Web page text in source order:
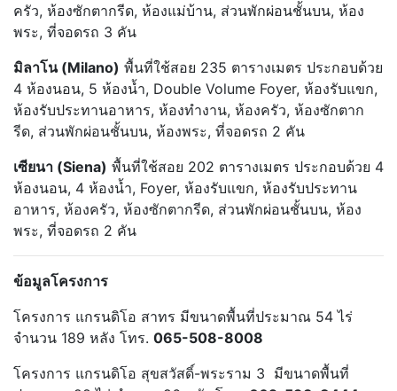
ครัว, ห้องซักตากรีด, ห้องแม่บ้าน, ส่วนพักผ่อนชั้นบน, ห้อง
พระ, ที่จอดรถ 3 คัน
มิลาโน (Milano) พื้นที่ใช้สอย 235 ตารางเมตร ประกอบด้วย
4 ห้องนอน, 5 ห้องน้ำ, Double Volume Foyer, ห้องรับแขก,
ห้องรับประทานอาหาร, ห้องทำงาน, ห้องครัว, ห้องซักตาก
รีด, ส่วนพักผ่อนชั้นบน, ห้องพระ, ที่จอดรถ 2 คัน
เซียนา (Siena) พื้นที่ใช้สอย 202 ตารางเมตร ประกอบด้วย 4
ห้องนอน, 4 ห้องน้ำ, Foyer, ห้องรับแขก, ห้องรับประทาน
อาหาร, ห้องครัว, ห้องซักตากรีด, ส่วนพักผ่อนชั้นบน, ห้อง
พระ, ที่จอดรถ 2 คัน
ข้อมูลโครงการ
โครงการ แกรนดิโอ สาทร มีขนาดพื้นที่ประมาณ 54 ไร่
จำนวน 189 หลัง โทร. 065-508-8008
โครงการ แกรนดิโอ สุขสวัสดิ์-พระราม 3 มีขนาดพื้นที่